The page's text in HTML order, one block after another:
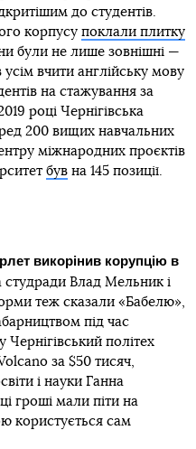
до студентів.
корпусу поклали плитку
були не лише зовнішні —
вчити англійську мову
на стажування за
році Чернігівська
200 вищих навчальних
міжнародних проєктів
був на 145 позиції.
викорінив корупцію в
студради Влад Мельник і
теж сказали «Бабелю»,
під час
політех
за $50 тисяч,
і науки Ганна
гроші мали піти на
користується сам